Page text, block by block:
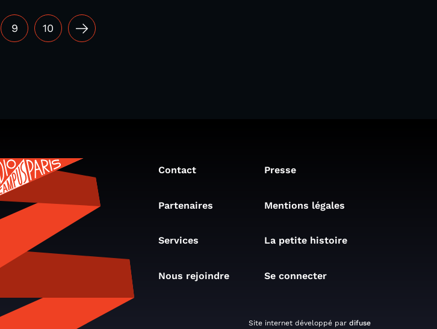
9 10
Contact Presse
Partenaires Mentions légales
Services La petite histoire
Nous rejoindre Se connecter
Site internet développé par difuse